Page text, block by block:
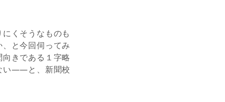
くそうなものも
と今回伺ってみ
きである１字略
い――と、新聞校